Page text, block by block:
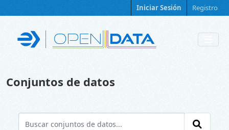
Iniciar Sesión Registro
Conjuntos de datos